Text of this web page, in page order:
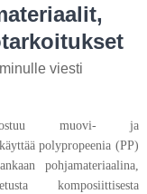
viesti
muovi- ja
polypropeenia (PP)
pohjamateriaalina,
komposiittisesta